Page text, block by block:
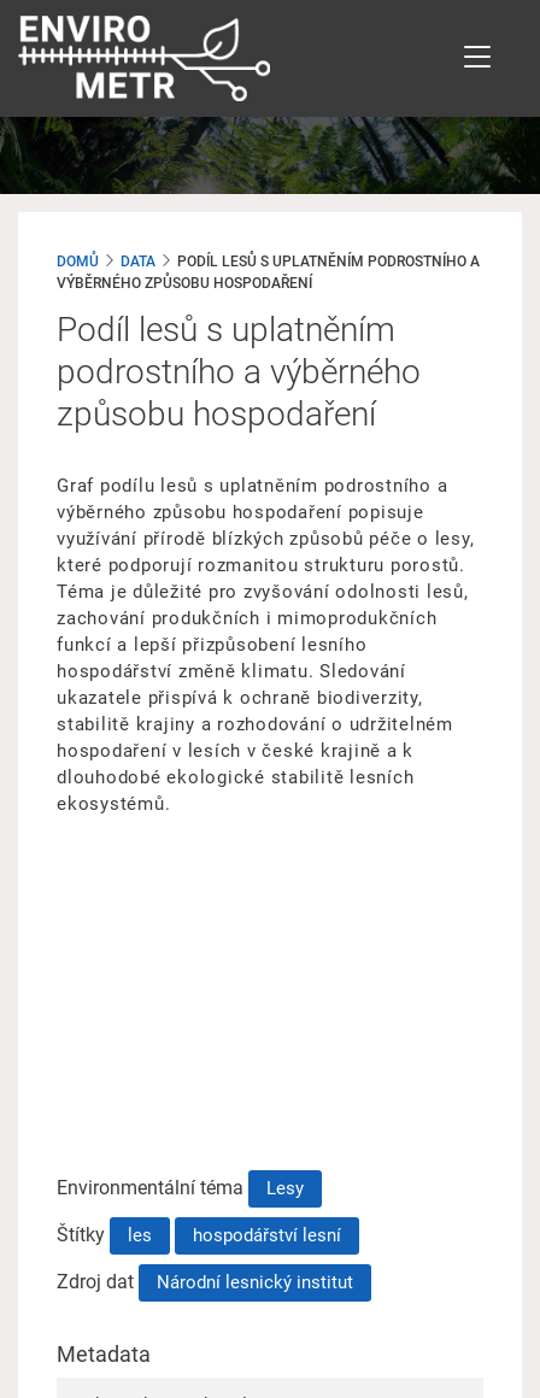
Přejít
hlavnímu
DOMŮ DATA
PODÍL LESŮ S UPLATNĚNÍM PODROSTNÍHO A
VÝBĚRNÉHO ZPŮSOBU HOSPODAŘENÍ
Podíl lesů s uplatněním
podrostního a výběrného
způsobu hospodaření
Graf podílu lesů s uplatněním podrostního a
výběrného způsobu hospodaření popisuje
využívání přírodě blízkých způsobů péče o lesy,
které podporují rozmanitou strukturu porostů.
Téma je důležité pro zvyšování odolnosti lesů,
zachování produkčních i mimoprodukčních
funkcí a lepší přizpůsobení lesního
hospodářství změně klimatu. Sledování
ukazatele přispívá k ochraně biodiverzity,
stabilitě krajiny a rozhodování o udržitelném
hospodaření v lesích v české krajině a k
dlouhodobé ekologické stabilitě lesních
ekosystémů.
Environmentální téma Lesy
Štítky les hospodářství lesní
Zdroj dat Národní lesnický institut
Metadata